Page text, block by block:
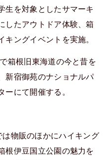
生を対象としたサマーキ
したアウトドア体験、箱
ングイベントを実施。
箱根旧東海道の今と昔を
新宿御苑のナショナルパ
にて開催する。
は物販のほかにハイキング
根伊豆国立公園の魅力を